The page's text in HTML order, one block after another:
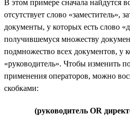
В этом примере сначала найдутся
отсутствует слово «заместитель»,
документы, у которых есть слово
получившемуся множеству
подмножество всех документов, у
«руководитель». Чтобы изменить
применения операторов, можно
скобками:
(руководитель OR